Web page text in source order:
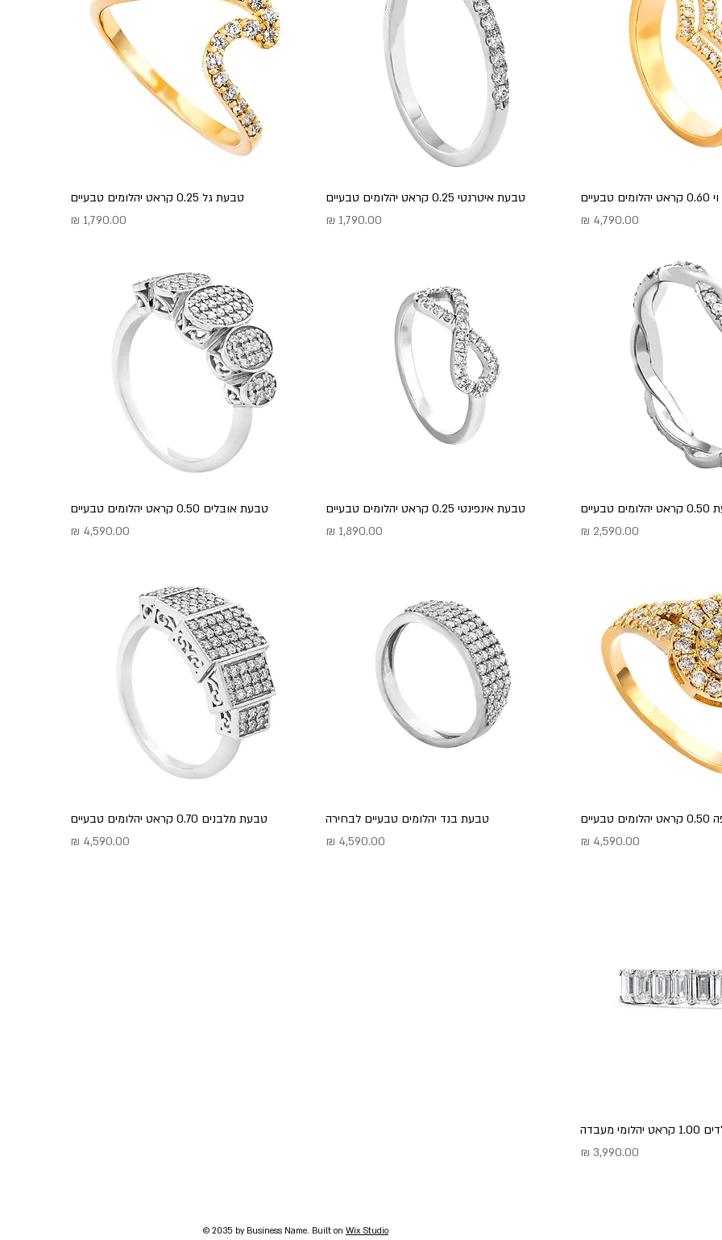
מחיר
טבעת איטרנטי 0.25 קראט יהלומים טבעיים
מחיר
טבעת גל 0.25 קראט יהלומים טבעיים
מחיר
טבעיים
מחיר
טבעת אינפינטי 0.25 קראט יהלומים טבעיים
מחיר
טבעת אובלים 0.50 קראט יהלומים טבעיים
מחיר
מחיר
טבעת בנד יהלומים טבעיים לבחירה
מחיר
טבעת מלבנים 0.70 קראט יהלומים טבעיים
מחיר
מעבדה
מחיר
© 2035 by Business Name. Built on Wix Studio